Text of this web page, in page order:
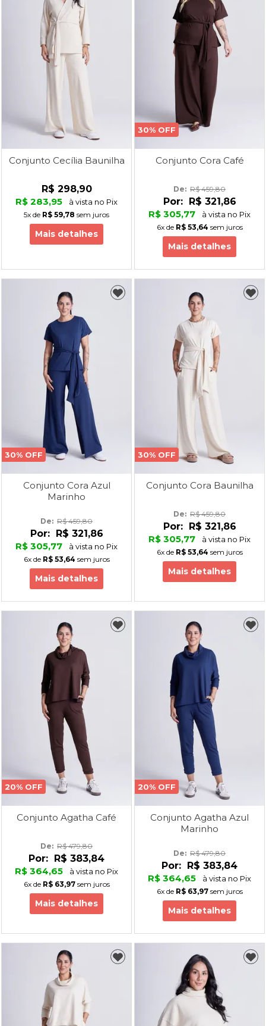
Conjunto Cecília Baunilha
R$ 298,90
R$ 283,95
à vista no Pix
5x de R$ 59,78 sem juros
Mais detalhes
30% OFF
Conjunto Cora Café
De: R$ 459,80
Por: R$ 321,86
R$ 305,77
à vista no Pix
6xde R$ 53,64 sem juros
Mais detalhes
30% OFF
Conjunto Cora Azul
Marinho
De: R$ 459,80
Por:
R$ 321,86
R$ 305,77
à vista no Pix
6xde R$ 53,64 sem juros
Mais detalhes
30% OFF
Conjunto Cora Baunilha
De: R$ 459,80
Por:
R$ 321,86
R$ 305,77
à vista no Pix
6xde R$ 53,64 sem juros
Mais detalhes
20% OFF
Conjunto Agatha Café
De: R$ 479,80
Por:
R$ 383,84
R$ 364,65
à vista no Pix
6xde R$ 63,97sem juros
Mais detalhes
20% OFF
Conjunto Agatha Azul
Marinho
De: R$ 479,80
Por:
R$ 383,84
R$ 364,65
à vista no Pix
6xde R$ 63,97sem juros
Mais detalhes